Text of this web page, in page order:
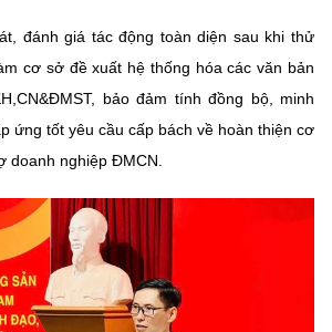
đánh giá tác động toàn diện sau khi thử
cơ sở đề xuất hệ thống hóa các văn bản
bảo đảm tính đồng bộ, minh
ứng tốt yêu cầu cấp bách về hoàn thiện cơ
doanh nghiệp ĐMCN.